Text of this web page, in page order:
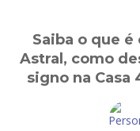
Saiba o que é
Astral, como
signo na Casa